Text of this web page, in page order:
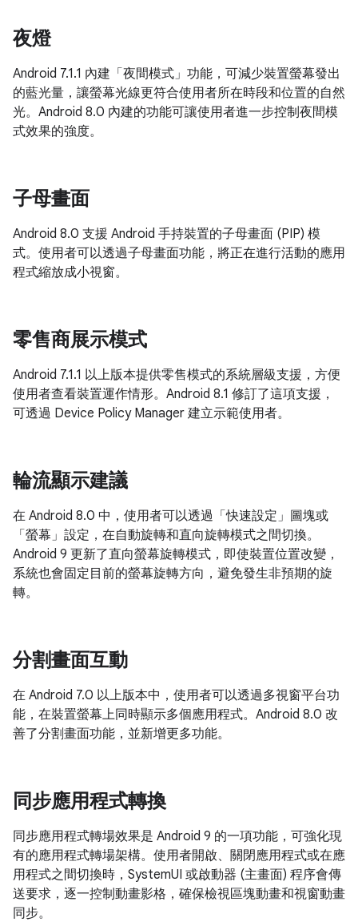
夜燈
Android 7.1.1 內建「夜間模式」功能，可減少裝置螢幕發出
的藍光量，讓螢幕光線更符合使用者所在時段和位置的自然
光。Android 8.0 內建的功能可讓使用者進一步控制夜間模
式效果的強度。
子母畫面
Android 8.0 支援 Android 手持裝置的子母畫面 (PIP) 模
式。使用者可以透過子母畫面功能，將正在進行活動的應用
程式縮放成小視窗。
零售商展示模式
Android 7.1.1 以上版本提供零售模式的系統層級支援，方便
使用者查看裝置運作情形。Android 8.1 修訂了這項支援，
可透過 Device Policy Manager 建立示範使用者。
輪流顯示建議
在 Android 8.0 中，使用者可以透過「快速設定」圖塊或
「螢幕」設定，在自動旋轉和直向旋轉模式之間切換。
Android 9 更新了直向螢幕旋轉模式，即使裝置位置改變，
系統也會固定目前的螢幕旋轉方向，避免發生非預期的旋
轉。
分割畫面互動
在 Android 7.0 以上版本中，使用者可以透過多視窗平台功
能，在裝置螢幕上同時顯示多個應用程式。Android 8.0 改
善了分割畫面功能，並新增更多功能。
同步應用程式轉換
同步應用程式轉場效果是 Android 9 的一項功能，可強化現
有的應用程式轉場架構。使用者開啟、關閉應用程式或在應
用程式之間切換時，SystemUI 或啟動器 (主畫面) 程序會傳
送要求，逐一控制動畫影格，確保檢視區塊動畫和視窗動畫
同步。